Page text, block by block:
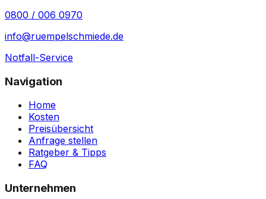
0800 / 006 0970
info@ruempelschmiede.de
Notfall-Service
Navigation
Home
Kosten
Preisübersicht
Anfrage stellen
Ratgeber & Tipps
FAQ
Unternehmen